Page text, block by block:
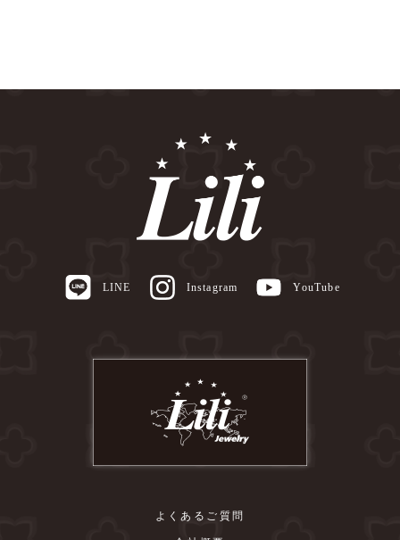
よくあるご質問
LINE Instagram YouTube